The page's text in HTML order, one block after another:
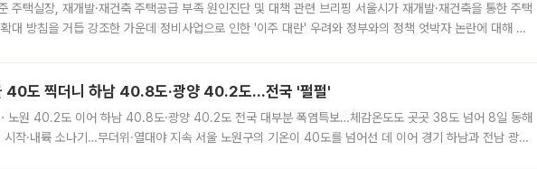
주택실장, 재개발·재건축 주택공급 부족 원인진단 및 대책 관련 브리핑 서울시가 재개발·재건축을 통한 주택
대 방침을 거듭 강조한 가운데 정비사업으로 인한 '이주 대란' 우려와 정부와의 정책 엇박자 논란에 대해 정
40도 찍더니 하남 40.8도·광양 40.2도…전국 '펄펄'
노원 40.2도 이어 하남 40.8도·광양 40.2도 전국 대부분 폭염특보…체감온도도 곳곳 38도 넘어 8일 동해
시작·내륙 소나기…무더위·열대야 지속 서울 노원구의 기온이 40도를 넘어선 데 이어 경기 하남과 전남 광양